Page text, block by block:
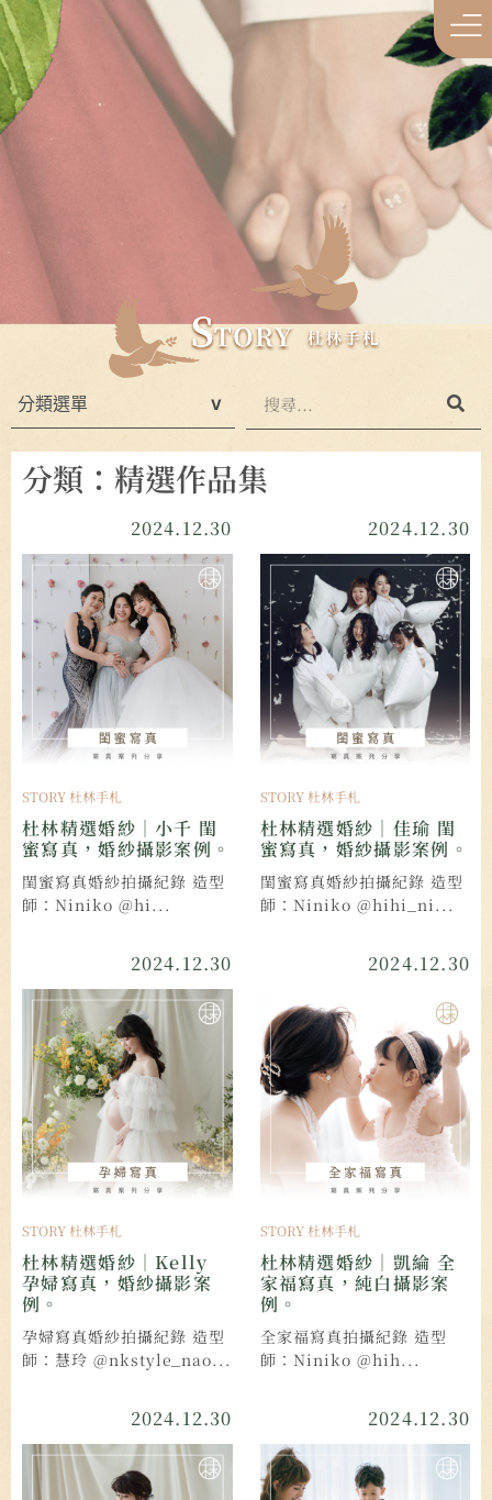
分類：精選作品集
2024.12.30
STORY 杜林手札
杜林精選婚紗｜小千 閨
蜜寫真，婚紗攝影案例。
閨蜜寫真婚紗拍攝紀錄 造型
師：Niniko @hi...
2024.12.30
STORY 杜林手札
杜林精選婚紗｜佳瑜 閨
蜜寫真，婚紗攝影案例。
閨蜜寫真婚紗拍攝紀錄 造型
師：Niniko @hihi_ni...
2024.12.30
STORY 杜林手札
杜林精選婚紗｜Kelly
孕婦寫真，婚紗攝影案
例。
孕婦寫真婚紗拍攝紀錄 造型
師：慧玲 @nkstyle_nao...
2024.12.30
STORY 杜林手札
杜林精選婚紗｜凱綸 全
家福寫真，純白攝影案
例。
全家福寫真拍攝紀錄 造型
師：Niniko @hih...
2024.12.30 2024.12.30